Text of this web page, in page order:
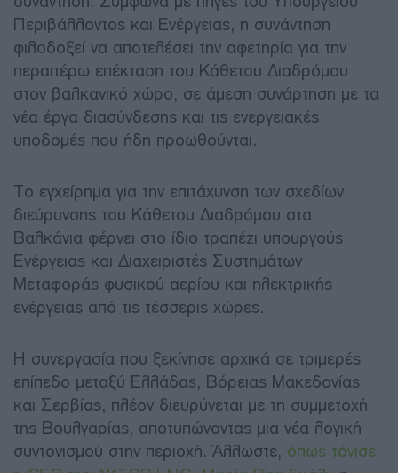
Περιβάλλοντος και Ενέργειας, η συνάντηση
φιλοδοξεί να αποτελέσει την αφετηρία για την
περαιτέρω επέκταση του Κάθετου Διαδρόμου
στον βαλκανικό χώρο, σε άμεση συνάρτηση με τα
νέα έργα διασύνδεσης και τις ενεργειακές
υποδομές που ήδη προωθούνται.
Το εγχείρημα για την επιτάχυνση των σχεδίων
διεύρυνσης του Κάθετου Διαδρόμου στα
Βαλκάνια φέρνει στο ίδιο τραπέζι υπουργούς
Ενέργειας και Διαχειριστές Συστημάτων
Μεταφοράς φυσικού αερίου και ηλεκτρικής
ενέργειας από τις τέσσερις χώρες.
Η συνεργασία που ξεκίνησε αρχικά σε τριμερές
επίπεδο μεταξύ Ελλάδας, Βόρειας Μακεδονίας
και Σερβίας, πλέον διευρύνεται με τη συμμετοχή
της Βουλγαρίας, αποτυπώνοντας μια νέα λογική
συντονισμού στην περιοχή. Άλλωστε, όπως τόνισε